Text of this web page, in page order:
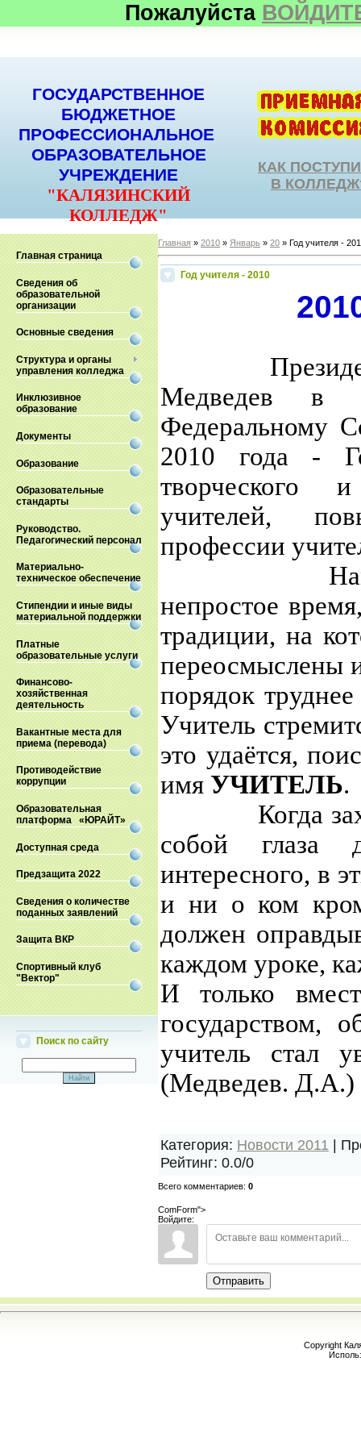
Пожалуйста
ГОСУДАРСТВЕННОЕ
БЮДЖЕТНОЕ
ПРОФЕССИОНАЛЬНОЕ
ОБРАЗОВАТЕЛЬНОЕ
УЧРЕЖДЕНИЕ
"КАЛЯЗИНСКИЙ
КОЛЛЕДЖ"
КАК
В
Главная страница
Сведения об
образовательной
организации
Основные сведения
Структура и органы
управления колледжа
Инклюзивное
образование
Документы
Образование
Образовательные
стандарты
Руководство.
Педагогический персонал
Материально-
техническое обеспечение
Стипендии и иные виды
материальной поддержки
Платные
образовательные услуги
Финансово-
хозяйственная
деятельность
Вакантные места для
приема (перевода)
Противодействие
коррупции
Образовательная
платформа «ЮРАЙТ»
Доступная среда
Предзащита 2022
Сведения о количестве
поданных заявлений
Защита ВКР
Спортивный клуб
"Вектор"
Поиск по сайту
Главная » 2010 » Январь » 20 » Год учителя -
Год учителя - 2010
Президент
Медведев в
Федеральному
2010 года -
творческого
учителей,
профессии
Нам
непростое
традиции, на
переосмыслены
порядок
Учитель
это удаётся,
имя УЧИТЕЛЬ.
Когда
собой глаза
интересного, в
и ни о ком
должен
каждом уроке,
И только
государством,
учитель стал
(Медведев. Д.А.)
Категория: Новости 2011 |
Рейтинг: 0.0/0
Всего комментариев: 0
ComForm">
Войдите:
Отправить
Copyright